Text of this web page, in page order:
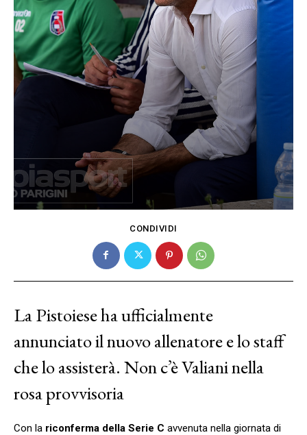
CONDIVIDI
La Pistoiese ha ufficialmente
annunciato il nuovo allenatore e lo staff
che lo assisterà. Non c’è Valiani nella
rosa provvisoria
Con la riconferma della Serie C avvenuta nella giornata di